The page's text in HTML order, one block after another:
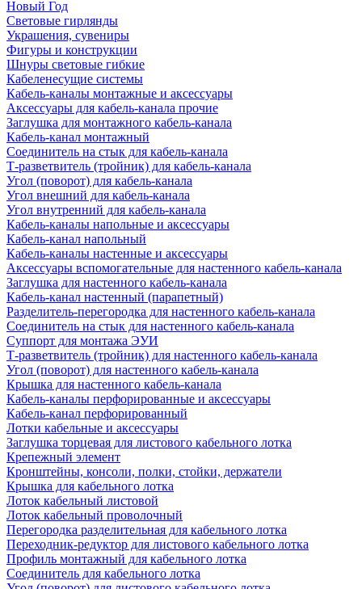
Новый Год
Световые гирлянды
Украшения, сувениры
Фигуры и конструкции
Шнуры световые гибкие
Кабеленесущие системы
Кабель-каналы монтажные и аксессуары
Аксессуары для кабель-канала прочие
Заглушка для монтажного кабель-канала
Кабель-канал монтажный
Соединитель на стык для кабель-канала
Т-разветвитель (тройник) для кабель-канала
Угол (поворот) для кабель-канала
Угол внешний для кабель-канала
Угол внутренний для кабель-канала
Кабель-каналы напольные и аксессуары
Кабель-канал напольный
Кабель-каналы настенные и аксессуары
Аксессуары вспомогательные для настенного кабель-канала
Заглушка для настенного кабель-канала
Кабель-канал настенный (парапетный)
Разделитель-перегородка для настенного кабель-канала
Соединитель на стык для настенного кабель-канала
Суппорт для монтажа ЭУИ
Т-разветвитель (тройник) для настенного кабель-канала
Угол (поворот) для настенного кабель-канала
Крышка для настенного кабель-канала
Кабель-каналы перфорированные и аксессуары
Кабель-канал перфорированный
Лотки кабельные и аксессуары
Заглушка торцевая для листового кабельного лотка
Крепежный элемент
Кронштейны, консоли, полки, стойки, держатели
Крышка для кабельного лотка
Лоток кабельный листовой
Лоток кабельный проволочный
Перегородка разделительная для кабельного лотка
Переходник-редуктор для листового кабельного лотка
Профиль монтажный для кабельного лотка
Соединитель для кабельного лотка